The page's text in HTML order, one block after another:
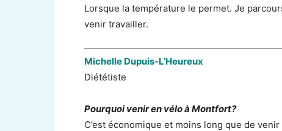
Lorsque la température le permet. Je
venir travailler.
Michelle Dupuis-L’Heureux
Diététiste
Pourquoi venir en vélo à Montfort?
C’est économique et moins long que de